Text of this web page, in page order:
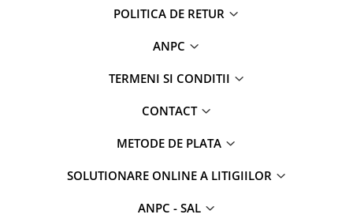
POLITICA DE RETUR
ANPC
TERMENI SI CONDITII
CONTACT
METODE DE PLATA
SOLUTIONARE ONLINE A LITIGIILOR
ANPC - SAL